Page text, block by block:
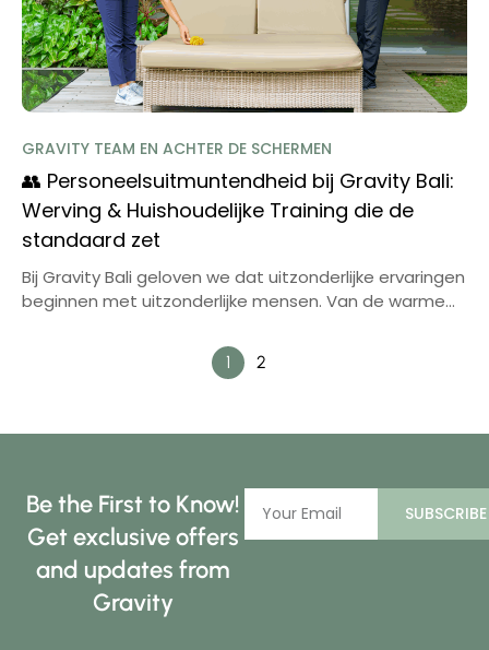
GRAVITY TEAM EN ACHTER DE SCHERMEN
👥 Personeelsuitmuntendheid bij Gravity Bali:
Werving & Huishoudelijke Training die de
standaard zet
Bij Gravity Bali geloven we dat uitzonderlijke ervaringen
beginnen met uitzonderlijke mensen. Van de warme...
1 2
Be the First to Know!
Get exclusive offers
and updates from
Gravity
SUBSCRIBE